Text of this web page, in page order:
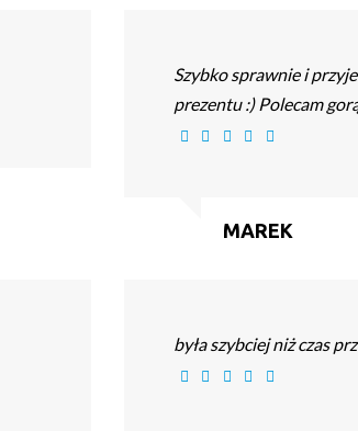
Szybko sprawnie i
prezentu :) Polecam
MAREK
była szybciej niż czas